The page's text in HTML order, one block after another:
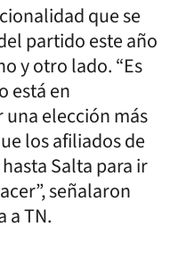
que se
partido este año
y otro lado. “Es
está en
elección más
los afiliados de
Salta para ir
señalaron
a TN.